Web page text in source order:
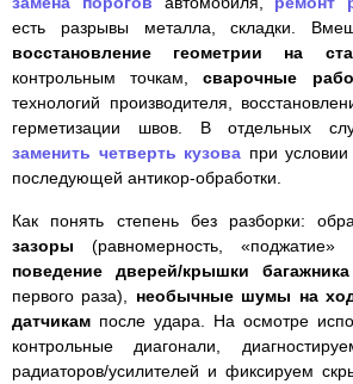
есть разрывы металла, складки.
восстановление геометрии на
контрольным точкам,сварочные
технологий производителя,
герметизации швов. В отдельных
заменить четверть кузова при
последующей антикор-обработки.
Как понять степень без разборки:
зазоры (равномерность,
поведение дверей/крышки багажника
первого раза), необычные шумы на
датчикам после удара. На осмотре
контрольные диагонали,
радиаторов/усилителей и фиксируем